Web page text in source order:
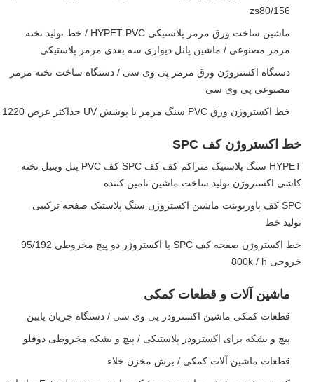
zs80/156
ماشین ساخت ورق مرمر پلاستیکی HYPET PVC / خط تولید تخته
مرمر مصنوعی / ماشین پانل دیواری سه بعدی مرمر پلاستیکی
دستگاه اکستروژن ورق مرمر پی وی سی / دستگاه ساخت تخته مرمر
مصنوعی پی وی سی
خط اکستروژن ورق PVC سنگ مرمر با پوشش UV حداکثر عرض 1220
خط اکستروژن کف SPC
HYPET سنگ پلاستیک متراکم کف کف SPC کف PVC پنل وینیل تخته
کاشی اکستروژن تولید ساخت ماشین تامین کننده
SPC کف پاورپوینت ماشین اکستروژن سنگ پلاستیک صفحه ترکیبی
تولید خط
خط اکستروژن صفحه کف SPC با اکستروژر دو پیچ مخروطی 95/192
خروجی 800k / h
ماشین آلات و قطعات کمکی
قطعات کمکی ماشین اکسترودر پی وی سی / دستگاه جریان پایین
پیچ و بشکه برای اکسترودر پلاستیکی / پیچ و بشکه مخروطی دوقلو
قطعات ماشین آلات کمکی / برش مخزن خلاء